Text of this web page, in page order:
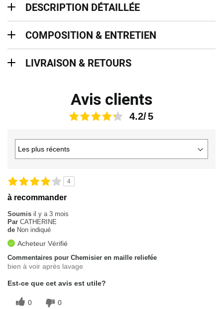
DESCRIPTION DÉTAILLÉE
COMPOSITION & ENTRETIEN
LIVRAISON & RETOURS
Avis clients
4.2
4
à recommander
Soumis il y a 3 mois
Par CATHERINE
de Non indiqué
Acheteur Vérifié
Commentaires pour Chemisier en maille reliefée
bien à voir après lavage
Est-ce que cet avis est utile?
0 0